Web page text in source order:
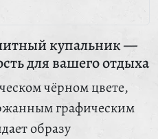
купальник —
для вашего отдыха
чёрном цвете,
графическим
образу